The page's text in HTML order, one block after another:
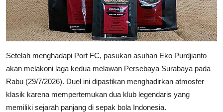
Setelah menghadapi Port FC, pasukan asuhan Eko Purdjianto
akan melakoni laga kedua melawan Persebaya Surabaya pada
Rabu (29/7/2026). Duel ini dipastikan menghadirkan atmosfer
klasik karena mempertemukan dua klub legendaris yang
memiliki sejarah panjang di sepak bola Indonesia.